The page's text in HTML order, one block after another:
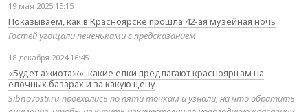
19 мая 2025 15:15
Показываем, как в Красноярске прошла 42-ая музейная ночь
Гостей угощали печеньками с предсказанием
18 декабря 2024 16:45
«Будет ажиотаж»: какие елки предлагают красноярцам на
елочных базарах и за какую цену
Sibnovosti.ru проехались по пяти точкам и узнали, на что обратить